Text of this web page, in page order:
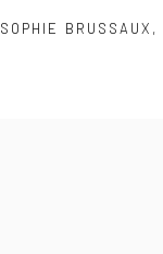
SOPHIE BRUSSAUX ,